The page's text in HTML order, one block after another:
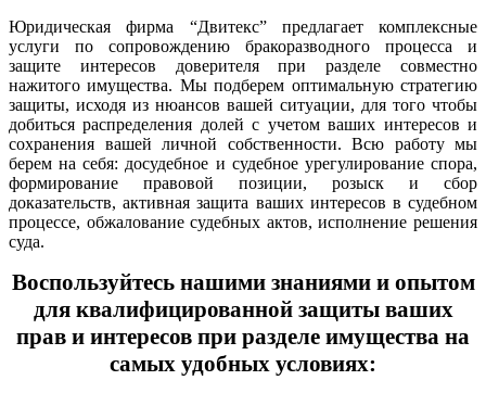
Юридическая фирма “Двитекс” предлагает комплексные
услуги по сопровождению бракоразводного процесса и
защите интересов доверителя при разделе совместно
нажитого имущества. Мы подберем оптимальную стратегию
защиты, исходя из нюансов вашей ситуации, для того чтобы
добиться распределения долей с учетом ваших интересов и
сохранения вашей личной собственности. Всю работу мы
берем на себя: досудебное и судебное урегулирование спора,
формирование правовой позиции, розыск и сбор
доказательств, активная защита ваших интересов в судебном
процессе, обжалование судебных актов, исполнение решения
суда.
Воспользуйтесь нашими знаниями и опытом
для квалифицированной защиты ваших
прав и интересов при разделе имущества на
самых удобных условиях: